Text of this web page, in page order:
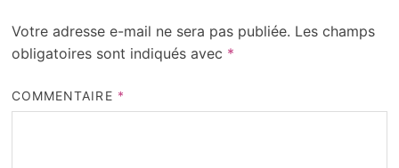
Votre adresse e-mail ne sera pas publiée. Les champs
obligatoires sont indiqués avec *
COMMENTAIRE *